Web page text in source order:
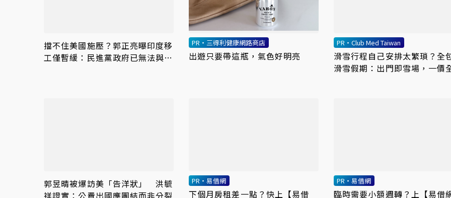
擋不住美國施壓？郭正亮曝印度移
工僅暫緩：民進黨政府已無法與民
PR・三得利健康網路商店
出遊只要帶這瓶，氣色好明亮
PR・Club Med Taiwan
滑雪行程自己安排太繁瑣？全
滑雪假期：出門即雪場，一價
郭昱晴被爆訪美「告洋狀」 洪毓
祥證實：公費出國應團結而非分裂
PR・易借網
下個月房租差一點？快上【易借
PR・易借網
臨時需要小額週轉？上【易借網